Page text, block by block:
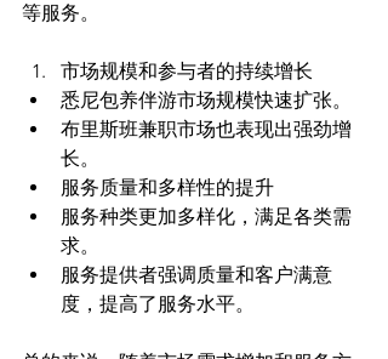
市场规模和参与者的持续增长
悉尼包养伴游市场规模快速扩张。
布里斯班兼职市场也表现出强劲增
长。
服务质量和多样性的提升
服务种类更加多样化，满足各类需
求。
服务提供者强调质量和客户满意
度，提高了服务水平。